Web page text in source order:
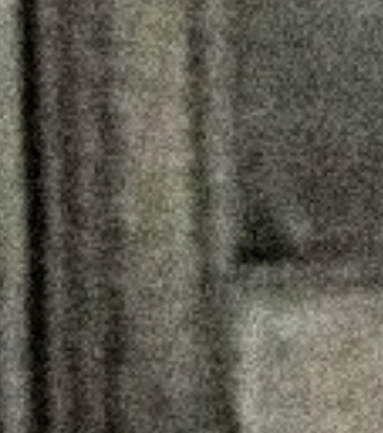
お知ら